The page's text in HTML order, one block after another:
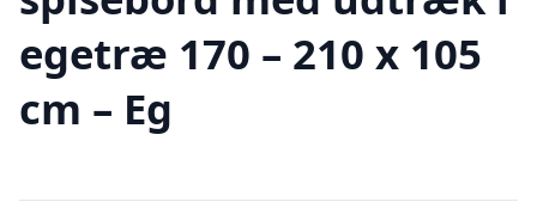
egetræ 170 – 210 x 105
cm – Eg